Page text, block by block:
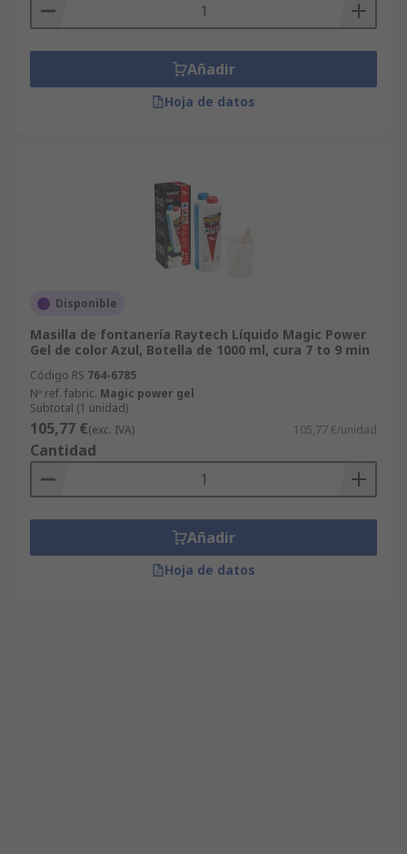
Añadir
Hoja de datos
Disponible
Masilla de fontanería Raytech Líquido Magic Power
Gel de color Azul, Botella de 1000 ml, cura 7 to 9 min
Código RS 764-6785
Nº ref. fabric. Magic power gel
Subtotal (1 unidad)
105,77 €(exc. IVA) 105,77 €/unidad
Cantidad
Añadir
Hoja de datos